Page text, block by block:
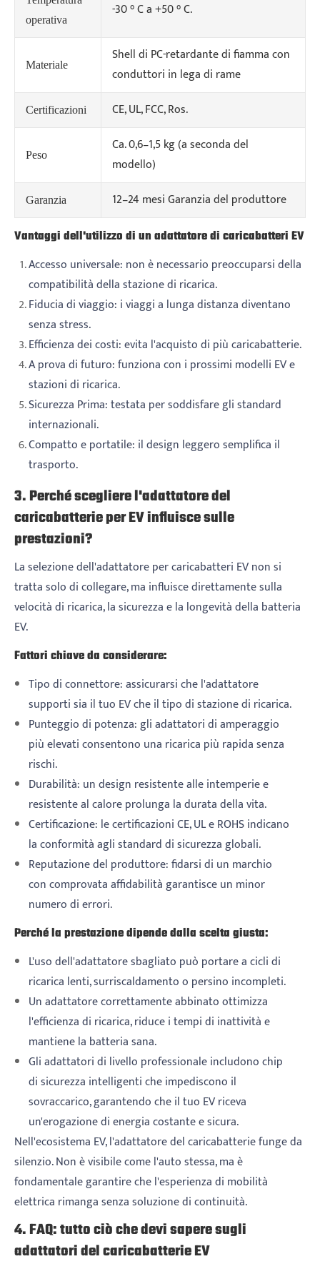
operativa
-30 ° C a +50 ° C.
Materiale
Shell di PC-retardante di fiamma con
conduttori in lega di rame
Certificazioni CE, UL, FCC, Ros.
Peso
Ca. 0,6–1,5 kg (a seconda del
modello)
Garanzia 12–24 mesi Garanzia del produttore
Vantaggi dell'utilizzo di un adattatore di caricabatteri EV
Accesso universale: non è necessario preoccuparsi della
compatibilità della stazione di ricarica.
Fiducia di viaggio: i viaggi a lunga distanza diventano
senza stress.
Efficienza dei costi: evita l'acquisto di più caricabatterie.
A prova di futuro: funziona con i prossimi modelli EV e
stazioni di ricarica.
Sicurezza Prima: testata per soddisfare gli standard
internazionali.
Compatto e portatile: il design leggero semplifica il
trasporto.
3. Perché scegliere l'adattatore del
caricabatterie per EV influisce sulle
prestazioni?
La selezione dell'adattatore per caricabatteri EV non si
tratta solo di collegare, ma influisce direttamente sulla
velocità di ricarica, la sicurezza e la longevità della batteria
EV.
Fattori chiave da considerare:
Tipo di connettore: assicurarsi che l'adattatore
supporti sia il tuo EV che il tipo di stazione di ricarica.
Punteggio di potenza: gli adattatori di amperaggio
più elevati consentono una ricarica più rapida senza
rischi.
Durabilità: un design resistente alle intemperie e
resistente al calore prolunga la durata della vita.
Certificazione: le certificazioni CE, UL e ROHS indicano
la conformità agli standard di sicurezza globali.
Reputazione del produttore: fidarsi di un marchio
con comprovata affidabilità garantisce un minor
numero di errori.
Perché la prestazione dipende dalla scelta giusta:
L'uso dell'adattatore sbagliato può portare a cicli di
ricarica lenti, surriscaldamento o persino incompleti.
Un adattatore correttamente abbinato ottimizza
l'efficienza di ricarica, riduce i tempi di inattività e
mantiene la batteria sana.
Gli adattatori di livello professionale includono chip
di sicurezza intelligenti che impediscono il
sovraccarico, garantendo che il tuo EV riceva
un'erogazione di energia costante e sicura.
Nell'ecosistema EV, l'adattatore del caricabatterie funge da
silenzio. Non è visibile come l'auto stessa, ma è
fondamentale garantire che l'esperienza di mobilità
elettrica rimanga senza soluzione di continuità.
4. FAQ: tutto ciò che devi sapere sugli
adattatori del caricabatterie EV